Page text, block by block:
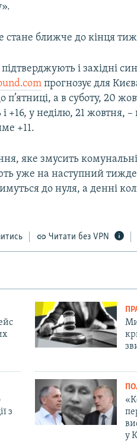
стане ближче до кінця
підтверджують і західні
прогнозує для
п’ятниці, а в суботу, 20
і +16, у неділю, 21
+11.
яке змусить
уже на наступний
до нуля, а денні
Читати без VPN
з
у